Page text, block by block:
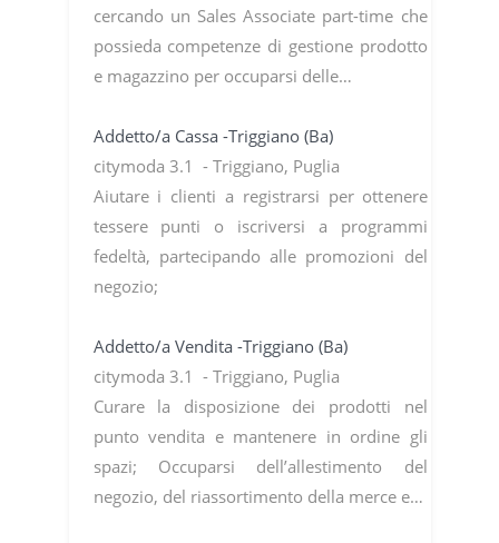
cercando un Sales Associate part-time che
possieda competenze di gestione prodotto
e magazzino per occuparsi delle…
Addetto/a Cassa -Triggiano (Ba)
citymoda 3.1 - Triggiano, Puglia
Aiutare i clienti a registrarsi per ottenere
tessere punti o iscriversi a programmi
fedeltà, partecipando alle promozioni del
negozio;
Addetto/a Vendita -Triggiano (Ba)
citymoda 3.1 - Triggiano, Puglia
Curare la disposizione dei prodotti nel
punto vendita e mantenere in ordine gli
spazi; Occuparsi dell’allestimento del
negozio, del riassortimento della merce e…